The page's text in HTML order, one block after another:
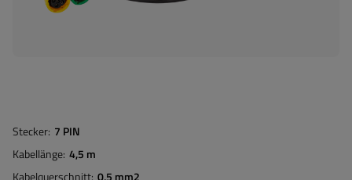
Stecker 7 PIN
Kabellänge 4,5 m
Kabelquerschnitt 0,5 mm2